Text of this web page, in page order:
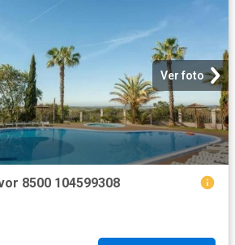
Ver foto
8500 104599308